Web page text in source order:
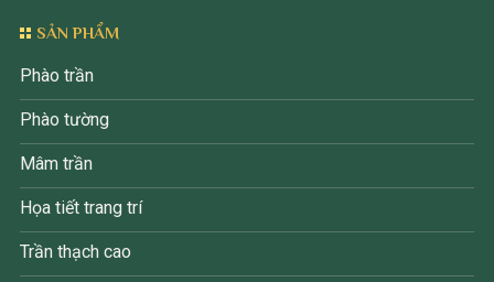
SẢN PHẨM
Phào trần
Phào tường
Mâm trần
Họa tiết trang trí
Trần thạch cao